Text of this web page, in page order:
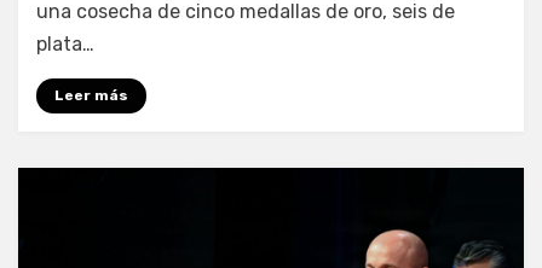
una cosecha de cinco medallas de oro, seis de
plata…
Leer más